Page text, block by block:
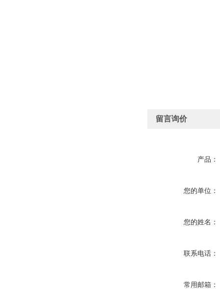
留言询价
产品：
您的单位：
您的姓名：
联系电话：
常用邮箱：